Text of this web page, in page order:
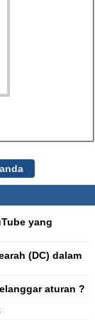
yang
(DC) dalam
aturan ?